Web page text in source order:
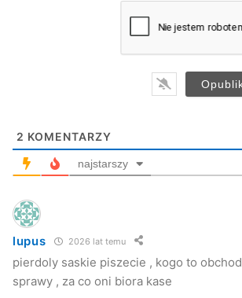
2 KOMENTARZY
najstarszy
lupus 2026 lat temu
pierdoly saskie piszecie , kogo to
sprawy , za co oni biora kase